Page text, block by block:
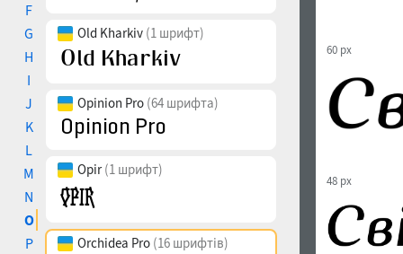
F
G
H
I
J
K
L
M
N
O
P
Old Kharkiv (1 шрифт)
Opinion Pro (64 шрифта)
Opir(1 шрифт)
Orchidea Pro (16 шрифтів)
60 px
48 px